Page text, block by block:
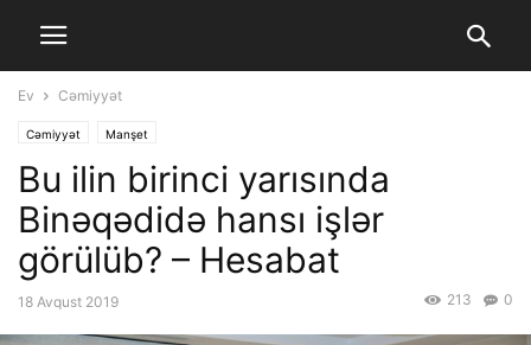
Ev Cəmiyyət
Cəmiyyət Manşet
Bu ilin birinci yarısında
Binəqədidə hansı işlər
görülüb? – Hesabat
18 Avqust 2019 0
213